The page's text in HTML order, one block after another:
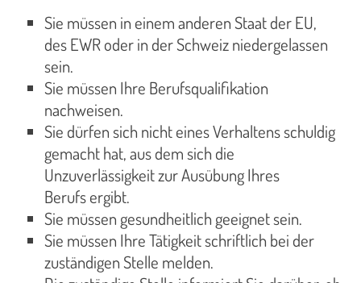
Sie müssen in einem anderen Staat der EU,
des EWR oder in der Schweiz niedergelassen
sein.
Sie müssen Ihre Berufsqualifikation
nachweisen.
Sie dürfen sich nicht eines Verhaltens schuldig
gemacht hat, aus dem sich die
Unzuverlässigkeit zur Ausübung Ihres
Berufs ergibt.
Sie müssen gesundheitlich geeignet sein.
Sie müssen Ihre Tätigkeit schriftlich bei der
zuständigen Stelle melden.